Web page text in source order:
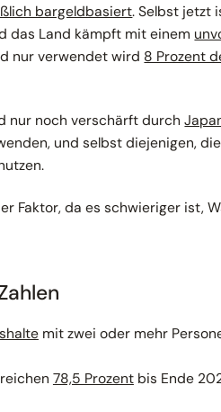
bargeldbasiert. Selbst jetzt
das Land kämpft mit einem
nur verwendet wird 8 Prozent
nur noch verschärft durch
und selbst diejenigen,
Faktor, da es schwieriger ist,
mit zwei oder mehr
78,5 Prozentbis Ende